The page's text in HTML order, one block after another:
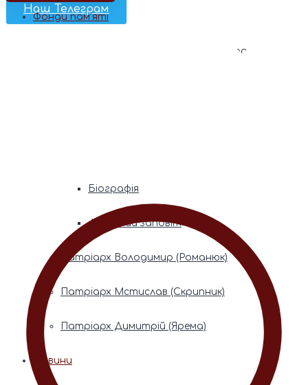
Наш Телеграм
Фонди пам’яті
Митрополита Володимира (Сабодана)
Біографія
Духовний заповіт
Патріарх Володимир (Романюк)
Патріарх Мстислав (Скрипник)
Патріарх Димитрій (Ярема)
Новини